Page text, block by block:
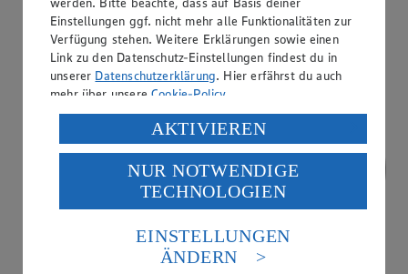
Einstellungen ggf. nicht mehr alle Funktionalitäten zur
Verfügung stehen. Weitere Erklärungen sowie einen
Link zu den Datenschutz-Einstellungen findest du in
unserer Datenschutzerklärung. Hier erfährst du auch
mehr über unsereCookie-Policy.
Verarbeitung deiner personenbezogenen Daten in den
USA durch Facebook und YouTube:
Wenn du auf „Aktivieren“ klickst, willigst du im Sinne
des Art. 49 Abs. 1 Satz 1 lit. a) DSGVO ein, dass deine
Daten in den USA verarbeitet werden. Der EuGH sieht
die USA als Land mit einem nach europäischen
Standards nicht angemessenen Datenschutzniveau an.
Es besteht das Risiko eines Zugriffs durch US-
AKTIVIEREN
NUR NOTWENDIGE
TECHNOLOGIEN
EINSTELLUNGEN
ÄNDERN